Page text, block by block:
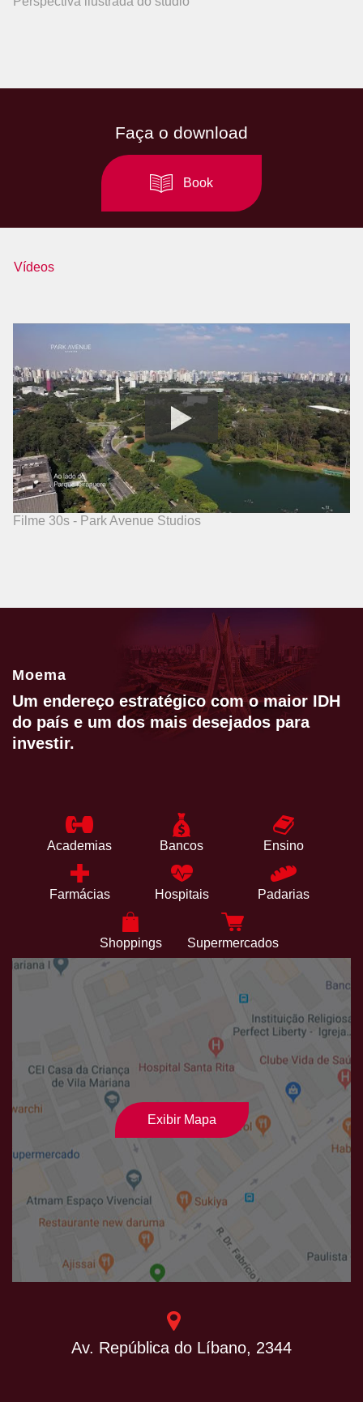
Faça o download
Book
Vídeos
Filme 30s - Park Avenue Studios
Moema
Um endereço estratégico com o maior IDH
do país e um dos mais desejados para
investir.
Academias Bancos Ensino
Farmácias Hospitais Padarias
Shoppings Supermercados
Exibir Mapa
Av. República do Líbano, 2344